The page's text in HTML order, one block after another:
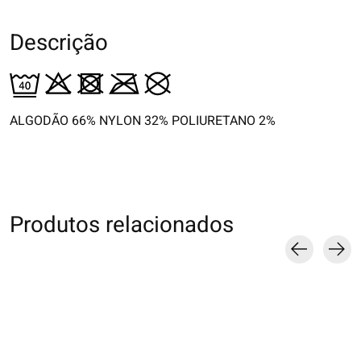
Descrição
ALGODÃO 66% NYLON 32% POLIURETANO 2%
Produtos relacionados